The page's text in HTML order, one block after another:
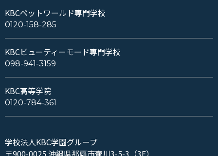
KBCペットワールド専門学校
0120-158-285
KBCビューティーモード専門学校
098-941-3159
KBC高等学院
0120-784-361
学校法人KBC学園グループ
〒900-0025 沖縄県那覇市壷川3-5-3（3F）